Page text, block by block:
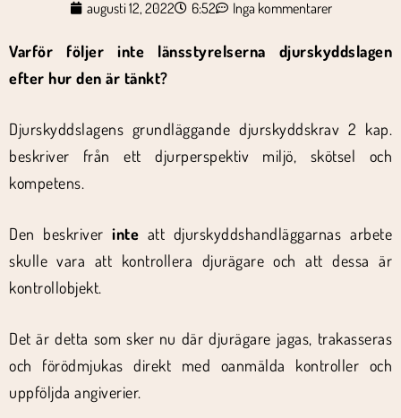
augusti 12, 2022 6:52 Inga kommentarer
Varför följer inte länsstyrelserna djurskyddslagen
efter hur den är tänkt?
Djurskyddslagens grundläggande djurskyddskrav 2 kap.
beskriver från ett djurperspektiv miljö, skötsel och
kompetens.
Den beskriverinte att djurskyddshandläggarnas arbete
skulle vara att kontrollera djurägare och att dessa är
kontrollobjekt.
Det är detta som sker nu där djurägare jagas, trakasseras
och förödmjukas direkt med oanmälda kontroller och
uppföljda angiverier.